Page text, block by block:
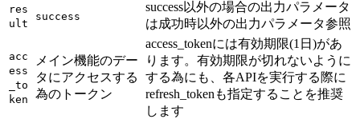
res
ult
success
success以外の場合の出力パラメータ
は成功時以外の出力パラメータ参照
acc
ess
_to
ken
メイン機能のデー
タにアクセスする
為のトークン
access_tokenには有効期限(1日)があ
ります。有効期限が切れないように
する為にも、各APIを実行する際に
refresh_tokenも指定することを推奨
します